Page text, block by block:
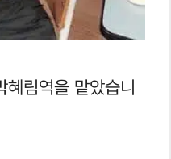
림역을 맡았습니